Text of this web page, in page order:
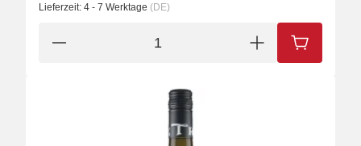
Lieferzeit: 4 - 7 Werktage (DE)
IN DEN